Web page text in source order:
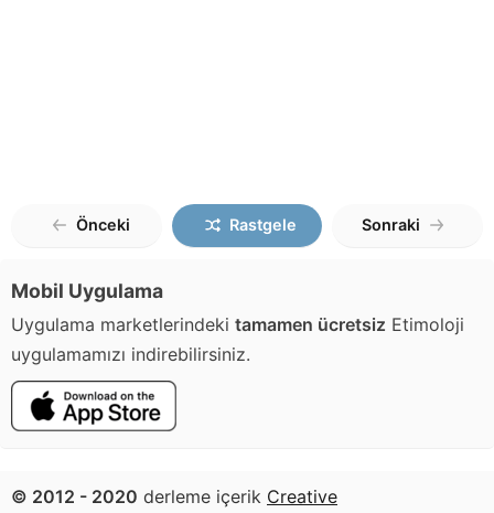
Önceki Rastgele Sonraki
Mobil Uygulama
Uygulama marketlerindeki tamamen ücretsiz Etimoloji
uygulamamızı indirebilirsiniz.
© 2012 - 2020 derleme içerik Creative